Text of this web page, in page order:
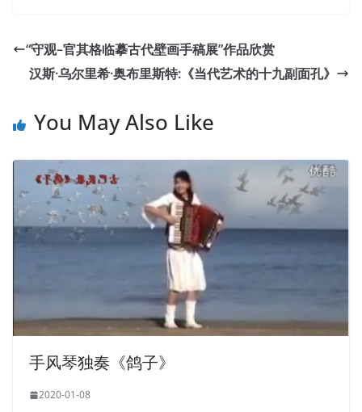
“守观–官其格临摹古代壁画手稿展”作品欣赏
汉斯·乌尔里希·奥布里斯特:《当代艺术的十九副面孔》
You May Also Like
手风琴独奏《鸽子》
2020-01-08